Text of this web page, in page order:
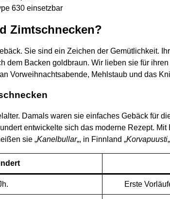
630 einsetzbar
Zimtschnecken?
Sie sind ein Zeichen der Gemütlichkeit.
dem Backen goldbraun. Wir lieben sie für
Vorweihnachtsabende, Mehlstaub und das
Damals waren sie einfaches Gebäck für
entwickelte sich das moderne Rezept.
sie „Kanelbullar„, in Finnland „Korvapuusti
Erste